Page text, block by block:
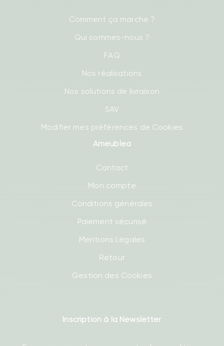
Comment ça marche ?
Qui sommes-nous ?
FAQ
Nos réalisations
Nos solutions de livraison
SAV
Modifier mes préférences de Cookies
Ameublea
Contact
Mon compte
Conditions générales
Paiement sécurisé
Mentions Légales
Retour
Gestion des Cookies
Inscription à la Newsletter